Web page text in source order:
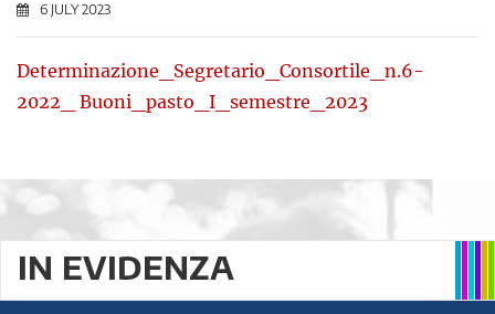
6 JULY 2023
Determinazione_Segretario_Consortile_n.6-
2022_ Buoni_pasto_I_semestre_2023
IN EVIDENZA